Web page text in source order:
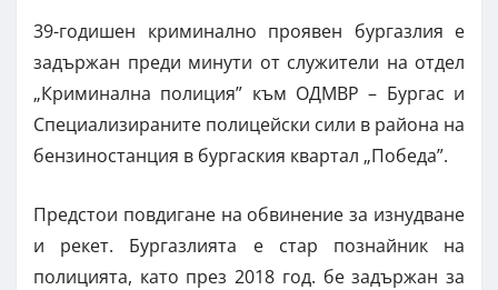
39-годишен криминално проявен бургазлия е
задържан преди минути от служители на отдел
„Криминална полиция” към ОДМВР – Бургас и
Специализираните полицейски сили в района на
бензиностанция в бургаския квартал „Победа”.
Предстои повдигане на обвинение за изнудване
и рекет. Бургазлията е стар познайник на
полицията, като през 2018 год. бе задържан за